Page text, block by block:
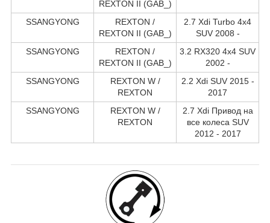
REXTON II (GAB_)
SSANGYONG
REXTON /
REXTON II (GAB_)
2.7 Xdi Turbo 4x4
SUV 2008 -
SSANGYONG
REXTON /
REXTON II (GAB_)
3.2 RX320 4x4 SUV
2002 -
SSANGYONG
REXTON W /
REXTON
2.2 Xdi SUV 2015 -
2017
SSANGYONG
REXTON W /
REXTON
2.7 Xdi Привод на
все колеса SUV
2012 - 2017